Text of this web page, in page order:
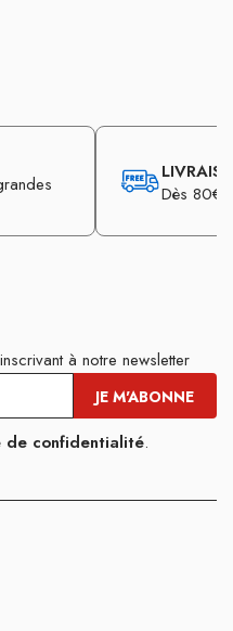
Dès 80€
à notre newsletter
de confidentialité.